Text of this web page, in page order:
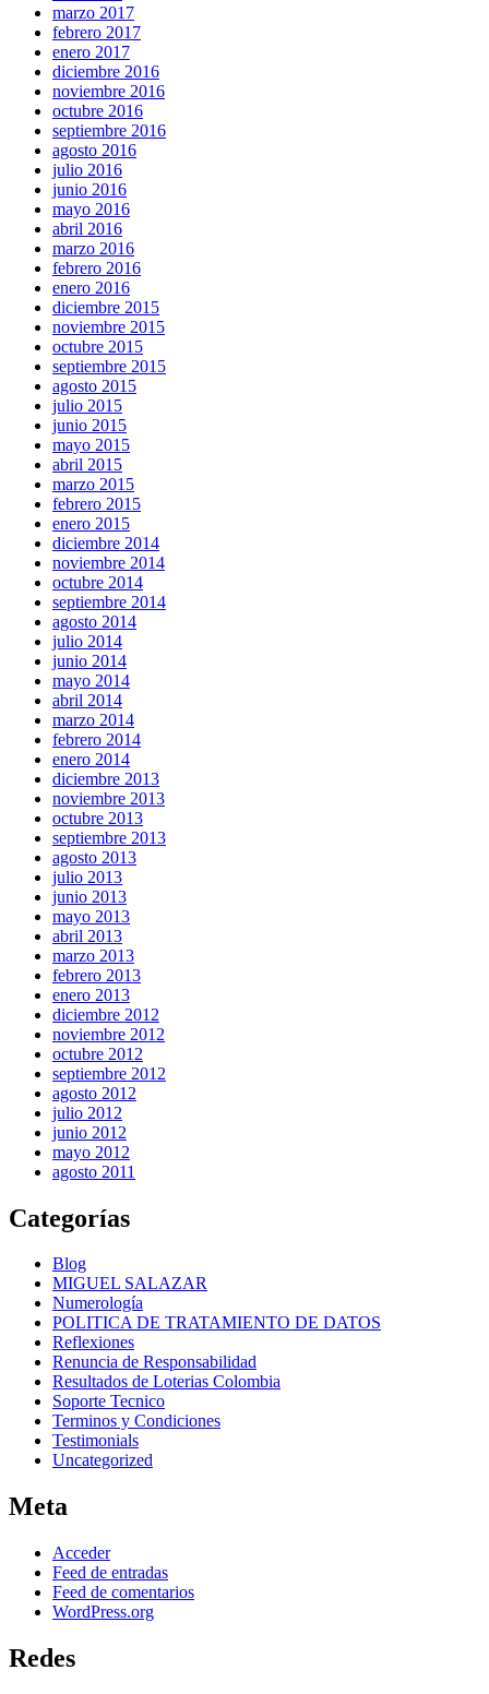
marzo 2017
febrero 2017
enero 2017
diciembre 2016
noviembre 2016
octubre 2016
septiembre 2016
agosto 2016
julio 2016
junio 2016
mayo 2016
abril 2016
marzo 2016
febrero 2016
enero 2016
diciembre 2015
noviembre 2015
octubre 2015
septiembre 2015
agosto 2015
julio 2015
junio 2015
mayo 2015
abril 2015
marzo 2015
febrero 2015
enero 2015
diciembre 2014
noviembre 2014
octubre 2014
septiembre 2014
agosto 2014
julio 2014
junio 2014
mayo 2014
abril 2014
marzo 2014
febrero 2014
enero 2014
diciembre 2013
noviembre 2013
octubre 2013
septiembre 2013
agosto 2013
julio 2013
junio 2013
mayo 2013
abril 2013
marzo 2013
febrero 2013
enero 2013
diciembre 2012
noviembre 2012
octubre 2012
septiembre 2012
agosto 2012
julio 2012
junio 2012
mayo 2012
agosto 2011
Categorías
Blog
MIGUEL SALAZAR
Numerología
POLITICA DE TRATAMIENTO DE DATOS
Reflexiones
Renuncia de Responsabilidad
Resultados de Loterias Colombia
Soporte Tecnico
Terminos y Condiciones
Testimonials
Uncategorized
Meta
Acceder
Feed de entradas
Feed de comentarios
WordPress.org
Redes